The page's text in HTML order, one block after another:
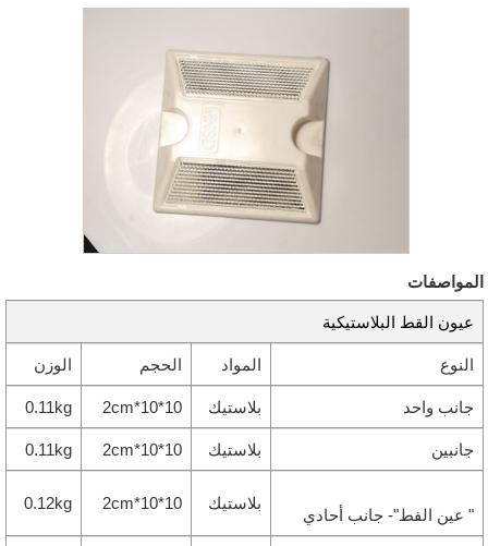
المواصفات
عيون القط البلاستيكية
النوع المواد الحجم الوزن
جانب واحد بلاستيك 10*10*2cm
0.11kg
جانبين بلاستيك 10*10*2cm
0.11kg
" عين الفط"- جانب أحادي
بلاستيك 10*10*2cm
0.12kg